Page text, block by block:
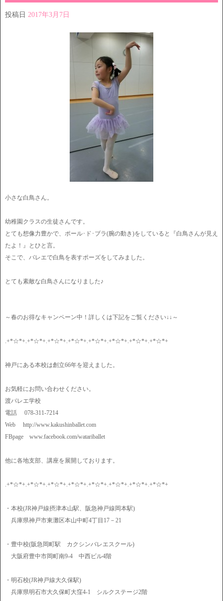
投稿日 2017年3月7日
小さな白鳥さん。
幼稚園クラスの生徒さんです。
とても想像力豊かで、ポール･ド･ブラ(腕の動き)をしていると『白鳥さんが見え
たよ！』とひと言。
そこで、バレエで白鳥を表すポーズをしてみました。
とても素敵な白鳥さんになりました♪
～春のお得なキャンペーン中！詳しくは下記をご覧ください↓↓～
.+*☆*+.+*☆*+.+*☆*+.+*☆*+.+*☆*+.+*☆*+.+*☆*+.+*☆*+
神戸にある本校は創立66年を迎えました。
お気軽にお問い合わせください。
渡バレエ学校
電話 078-311-7214
Web http://www.kakushinballet.com
FBpage www.facebook.com/watariballet
他に各地支部、講座を展開しております。
.+*☆*+.+*☆*+.+*☆*+.+*☆*+.+*☆*+.+*☆*+.+*☆*+.+*☆*+
・本校(JR神戸線摂津本山駅、阪急神戸線岡本駅)
兵庫県神戸市東灘区本山中町4丁目17－21
・豊中校(阪急岡町駅 カクシンバレエスクール)
大阪府豊中市岡町南9-4 中西ビル4階
・明石校(JR神戸線大久保駅)
兵庫県明石市大久保町大窪4-1 シルクステージ2階